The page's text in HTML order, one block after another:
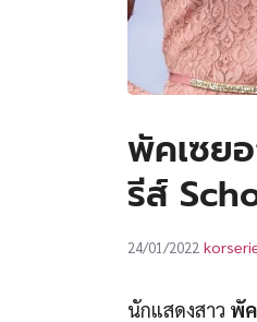
พัคเซย
รีส์
24/01/2022
นักแสดงสาว พั